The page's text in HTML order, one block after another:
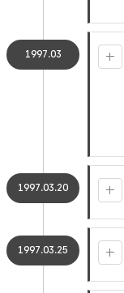
1997.03
1997.03.20
1997.03.25